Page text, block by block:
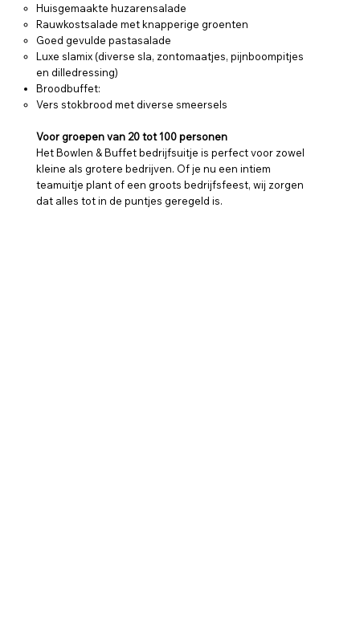
Huisgemaakte huzarensalade
Rauwkostsalade met knapperige groenten
Goed gevulde pastasalade
Luxe slamix (diverse sla, zontomaatjes, pijnboompitjes
en dilledressing)
Broodbuffet:
Vers stokbrood met diverse smeersels
Voor groepen van 20 tot 100 personen
Het Bowlen & Buffet bedrijfsuitje is perfect voor zowel
kleine als grotere bedrijven. Of je nu een intiem
teamuitje plant of een groots bedrijfsfeest, wij zorgen
dat alles tot in de puntjes geregeld is.